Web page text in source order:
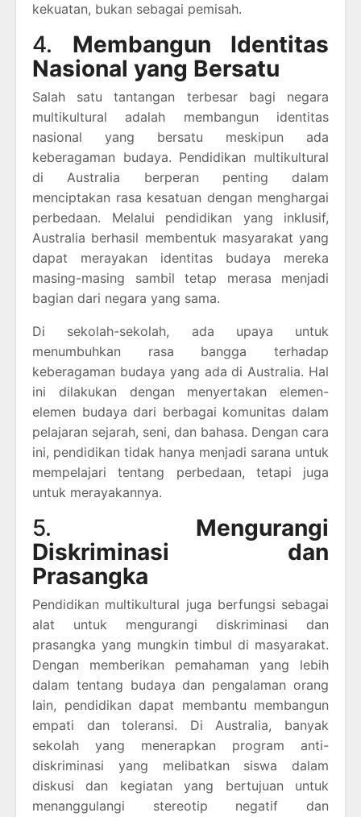
kekuatan, bukan sebagai pemisah.
4. Membangun Identitas
Nasional yang Bersatu
Salah satu tantangan terbesar bagi negara
multikultural adalah membangun identitas
nasional yang bersatu meskipun ada
keberagaman budaya. Pendidikan multikultural
di Australia berperan penting dalam
menciptakan rasa kesatuan dengan menghargai
perbedaan. Melalui pendidikan yang inklusif,
Australia berhasil membentuk masyarakat yang
dapat merayakan identitas budaya mereka
masing-masing sambil tetap merasa menjadi
bagian dari negara yang sama.
Di sekolah-sekolah, ada upaya untuk
menumbuhkan rasa bangga terhadap
keberagaman budaya yang ada di Australia. Hal
ini dilakukan dengan menyertakan elemen-
elemen budaya dari berbagai komunitas dalam
pelajaran sejarah, seni, dan bahasa. Dengan cara
ini, pendidikan tidak hanya menjadi sarana untuk
mempelajari tentang perbedaan, tetapi juga
untuk merayakannya.
5. Mengurangi
Diskriminasi dan
Prasangka
Pendidikan multikultural juga berfungsi sebagai
alat untuk mengurangi diskriminasi dan
prasangka yang mungkin timbul di masyarakat.
Dengan memberikan pemahaman yang lebih
dalam tentang budaya dan pengalaman orang
lain, pendidikan dapat membantu membangun
empati dan toleransi. Di Australia, banyak
sekolah yang menerapkan program anti-
diskriminasi yang melibatkan siswa dalam
diskusi dan kegiatan yang bertujuan untuk
menanggulangi stereotip negatif dan